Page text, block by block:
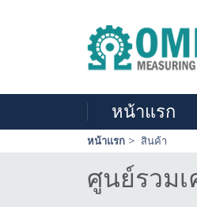
navigation
หน้าแรก
หน้าแรก สินค้า
ศูนย์รวม